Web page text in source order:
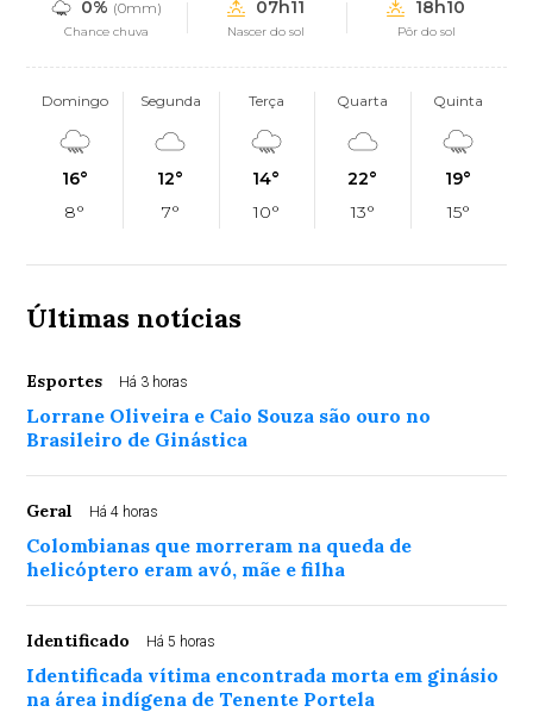
0% (0mm)
Chance chuva
07h11
Nascer do sol
18h10
Pôr do sol
Domingo
16°
8°
Segunda
12°
7°
Terça
14°
10°
Quarta
22°
13°
Quinta
19°
15°
Últimas notícias
Esportes Há 3 horas
Lorrane Oliveira e Caio Souza são ouro no
Brasileiro de Ginástica
Geral Há 4 horas
Colombianas que morreram na queda de
helicóptero eram avó, mãe e filha
Identificado Há 5 horas
Identificada vítima encontrada morta em ginásio
na área indígena de Tenente Portela